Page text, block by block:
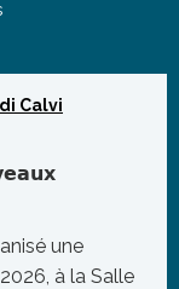
Calvi
une
à la Salle